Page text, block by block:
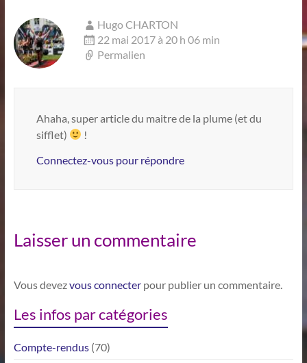
Hugo CHARTON
22 mai 2017 à 20 h 06 min
Permalien
Ahaha, super article du maitre de la plume (et du
sifflet)
!
Connectez-vous pour répondre
Laisser un commentaire
Vous devezvous connecterpour publier un commentaire.
Les infos par catégories
Compte-rendus(70)